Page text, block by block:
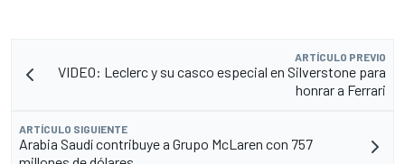
ARTÍCULO PREVIO
VIDEO: Leclerc y su casco especial en Silverstone para
honrar a Ferrari
ARTÍCULO SIGUIENTE
Arabia Saudí contribuye a Grupo McLaren con 757